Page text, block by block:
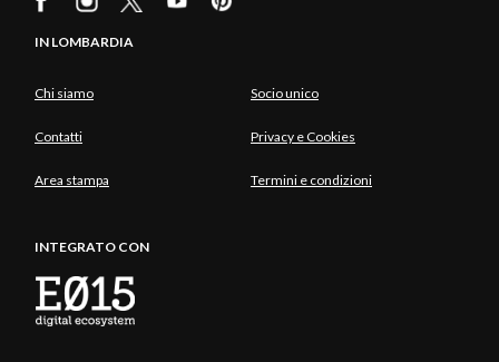
IN LOMBARDIA
Chi siamo Socio unico
Contatti Privacy e Cookies
Area stampa Termini e condizioni
INTEGRATO CON